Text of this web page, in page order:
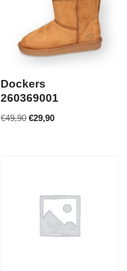
Dockers
260369001
€49,90 €29,90